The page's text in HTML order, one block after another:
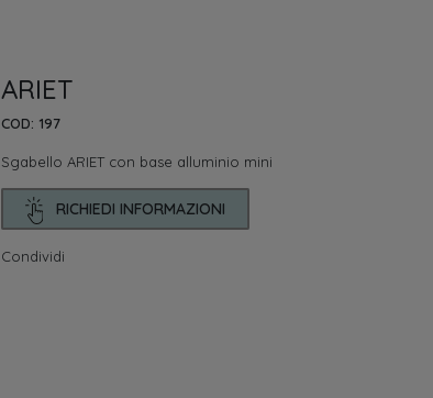
ARIET
COD: 197
Sgabello ARIET con base alluminio mini
RICHIEDI INFORMAZIONI
Condividi